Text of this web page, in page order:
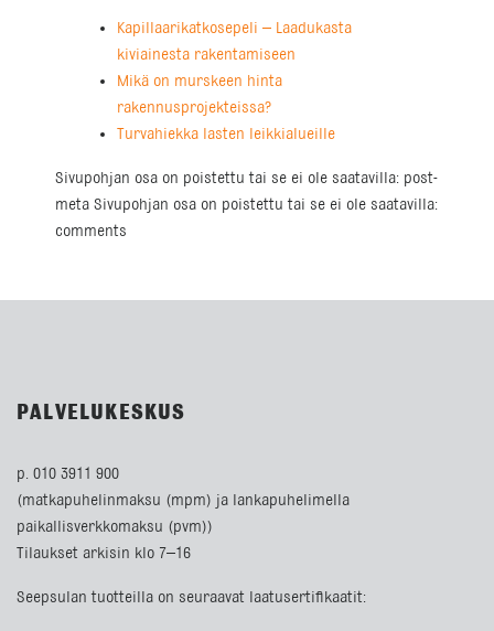
Kapillaarikatkosepeli – Laadukasta
kiviainesta rakentamiseen
Mikä on murskeen hinta
rakennusprojekteissa?
Turvahiekka lasten leikkialueille
Sivupohjan osa on poistettu tai se ei ole saatavilla: post-
meta Sivupohjan osa on poistettu tai se ei ole saatavilla:
comments
PALVELUKESKUS
p. 010 3911 900
(matkapuhelinmaksu (mpm) ja lankapuhelimella
paikallisverkkomaksu (pvm))
Tilaukset arkisin klo 7–16
Seepsulan tuotteilla on seuraavat laatusertifikaatit: